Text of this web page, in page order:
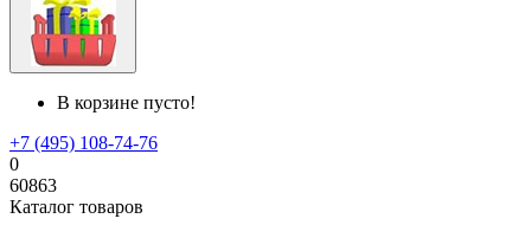
В корзине пусто!
+7 (495) 108-74-76
0
60863
Каталог товаров